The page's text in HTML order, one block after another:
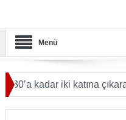
Menü
iki katına çıkaracak
ULAŞACAK